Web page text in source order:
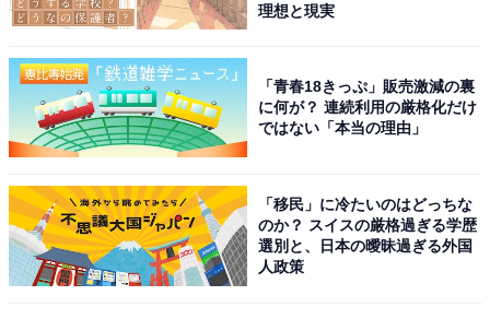
理想と現実
「青春18きっぷ」販売激減の裏
に何が？ 連続利用の厳格化だけ
ではない「本当の理由」
「移民」に冷たいのはどっちな
のか？ スイスの厳格過ぎる学歴
選別と、日本の曖昧過ぎる外国
人政策